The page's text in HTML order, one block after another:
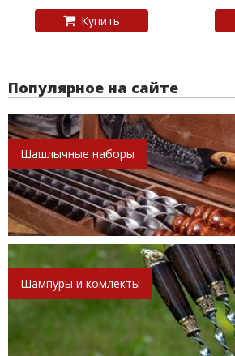
Купить
Популярное на сайте
Шашлычные наборы
Шампуры и комлекты